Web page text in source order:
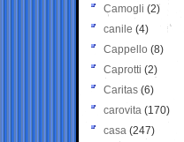
Camogli (2)
canile (4)
Cappello (8)
Caprotti (2)
Caritas (6)
carovita (170)
casa (247)